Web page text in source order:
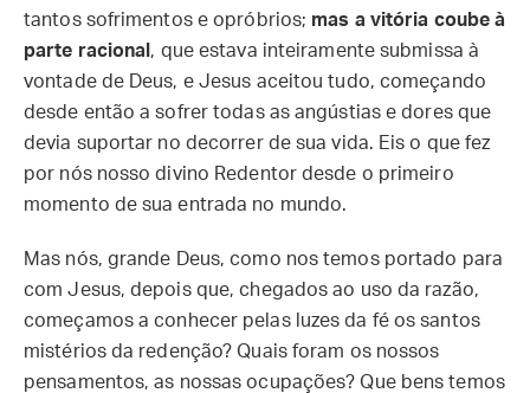
tantos sofrimentos e opróbrios; mas a vitória coube à
parte racional , que estava inteiramente submissa à
vontade de Deus, e Jesus aceitou tudo, começando
desde então a sofrer todas as angústias e dores que
devia suportar no decorrer de sua vida. Eis o que fez
por nós nosso divino Redentor desde o primeiro
momento de sua entrada no mundo.
Mas nós, grande Deus, como nos temos portado para
com Jesus, depois que, chegados ao uso da razão,
começamos a conhecer pelas luzes da fé os santos
mistérios da redenção? Quais foram os nossos
pensamentos, as nossas ocupações? Que bens temos